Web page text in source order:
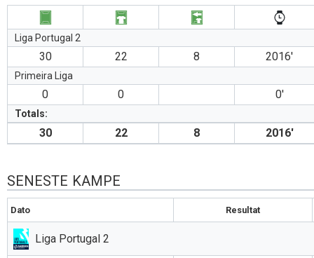
Liga Portugal 2
30 22 8 2016′
Primeira Liga
0 0 0′
Totals:
30 22 8 2016′
SENESTE KAMPE
Dato Resultat
Liga Portugal 2